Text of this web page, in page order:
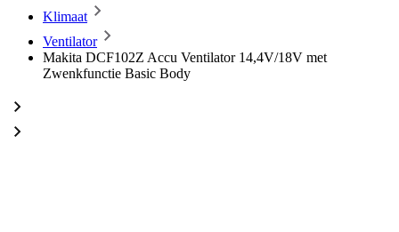
Klimaat
Ventilator
Makita DCF102Z Accu Ventilator 14,4V/18V met
Zwenkfunctie Basic Body